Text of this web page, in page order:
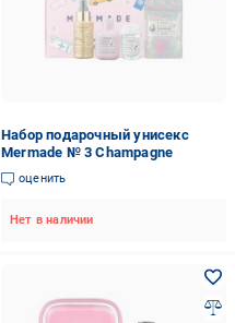
Набор подарочный унисекс
Mermade № 3 Champagne
оценить
Нет в наличии